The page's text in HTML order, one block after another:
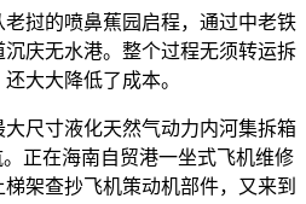
挝的喷鼻蕉园启程，通过中老铁
庆无水港。整个过程无须转运拆
大大降低了成本。
尺寸液化天然气动力内河集拆箱
正在海南自贸港一坐式飞机维修
架查抄飞机策动机部件，又来到